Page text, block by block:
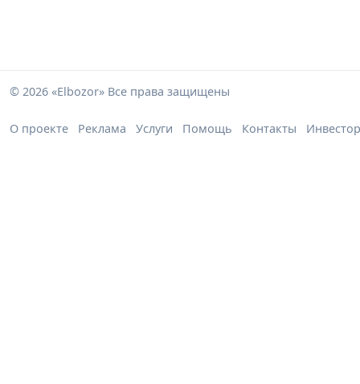
© 2026 «Elbozor» Все права защищены
О проекте Реклама Услуги Помощь Контакты